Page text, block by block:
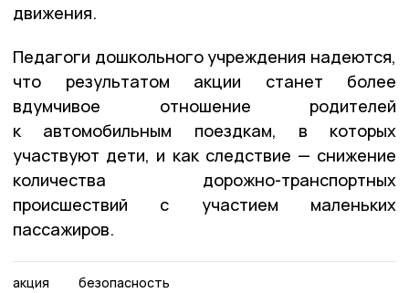
движения.
Педагоги дошкольного учреждения надеются,
что результатом акции станет более
вдумчивое отношение родителей
к автомобильным поездкам, в которых
участвуют дети, и как следствие — снижение
количества дорожно-транспортных
происшествий с участием маленьких
пассажиров.
акция безопасность